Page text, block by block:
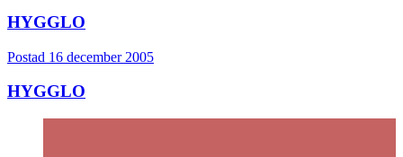
HYGGLO
Postad 16 december 2005
HYGGLO